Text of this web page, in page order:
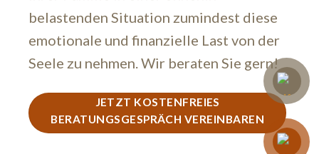
belastenden Situation zumindest diese
emotionale und finanzielle Last von der
Seele zu nehmen. Wir beraten Sie gern!
JETZT KOSTENFREIES
BERATUNGSGESPRÄCH VEREINBAREN